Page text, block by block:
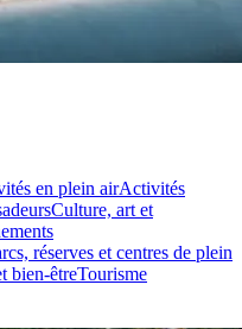
en plein airActivités
Culture, art et
réserves et centres de plein
bien-êtreTourisme